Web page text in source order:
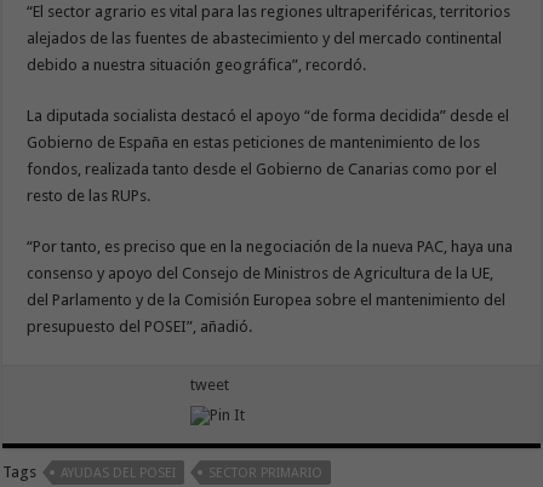
“El sector agrario es vital para las regiones ultraperiféricas, territorios
alejados de las fuentes de abastecimiento y del mercado continental
debido a nuestra situación geográfica”, recordó.
La diputada socialista destacó el apoyo “de forma decidida” desde el
Gobierno de España en estas peticiones de mantenimiento de los
fondos, realizada tanto desde el Gobierno de Canarias como por el
resto de las RUPs.
“Por tanto, es preciso que en la negociación de la nueva PAC, haya una
consenso y apoyo del Consejo de Ministros de Agricultura de la UE,
del Parlamento y de la Comisión Europea sobre el mantenimiento del
presupuesto del POSEI”, añadió.
tweet
Tags AYUDAS DEL POSEI SECTOR PRIMARIO